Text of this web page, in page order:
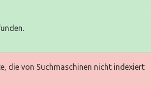
die von Suchmaschinen nicht indexiert